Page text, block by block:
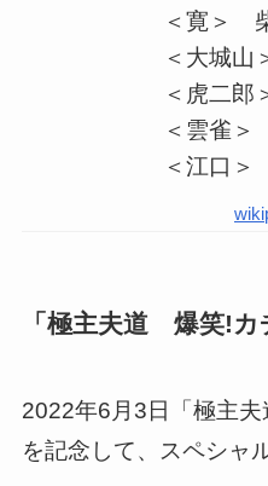
＜寛＞
＜大城
＜虎二
＜雲雀
＜江口
「極主夫道 爆笑!
2022年6月3日「極主
を記念して、スペシャ